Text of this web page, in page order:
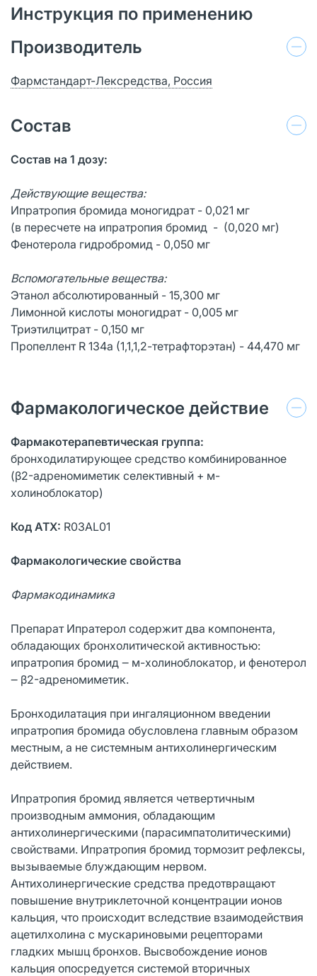
Инструкция по применению
Производитель
Фармстандарт-Лексредства, Россия
Состав
Состав на 1 дозу:
Действующие вещества:
Ипратропия бромида моногидрат - 0,021 мг
(в пересчете на ипратропия бромид - (0,020 мг)
Фенотерола гидробромид - 0,050 мг
Вспомогательные вещества:
Этанол абсолютированный - 15,300 мг
Лимонной кислоты моногидрат - 0,005 мг
Триэтилцитрат - 0,150 мг
Пропеллент R 134а (1,1,1,2-тетрафторэтан) - 44,470 мг
Фармакологическое действие
Фармакотерапевтическая группа:
бронходилатирующее средство комбинированное
(β2-адреномиметик селективный + м-
холиноблокатор)
Код ATX: R03AL01
Фармакологические свойства
Фармакодинамика
Препарат Ипратерол содержит два компонента,
обладающих бронхолитической активностью:
ипратропия бромид ‒ м-холиноблокатор, и фенотерол
‒ β2-адреномиметик.
Бронходилатация при ингаляционном введении
ипратропия бромида обусловлена главным образом
местным, а не системным антихолинергическим
действием.
Ипратропия бромид является четвертичным
производным аммония, обладающим
антихолинергическими (парасимпатолитическими)
свойствами. Ипратропия бромид тормозит рефлексы,
вызываемые блуждающим нервом.
Антихолинергические средства предотвращают
повышение внутриклеточной концентрации ионов
кальция, что происходит вследствие взаимодействия
ацетилхолина с мускариновыми рецепторами
гладких мышц бронхов. Высвобождение ионов
кальция опосредуется системой вторичных